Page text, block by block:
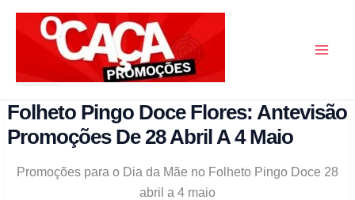
Folheto Pingo Doce Flores: Antevisão
Promoções De 28 Abril A 4 Maio
Promoções para o Dia da Mãe no Folheto Pingo Doce 28
abril a 4 maio